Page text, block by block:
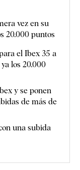
vez en su
20.000 puntos
el Ibex 35 a
los 20.000
y se ponen
de más de
una subida